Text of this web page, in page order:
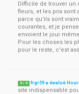
Difficile de trouver un
fleurs, et les prix sont
parce qu'ils sont
courantes, et je
envoient le jour
Pour les choses les
pour le reste, c'est
5 / 5 frgr59 a évalué
site indispensable